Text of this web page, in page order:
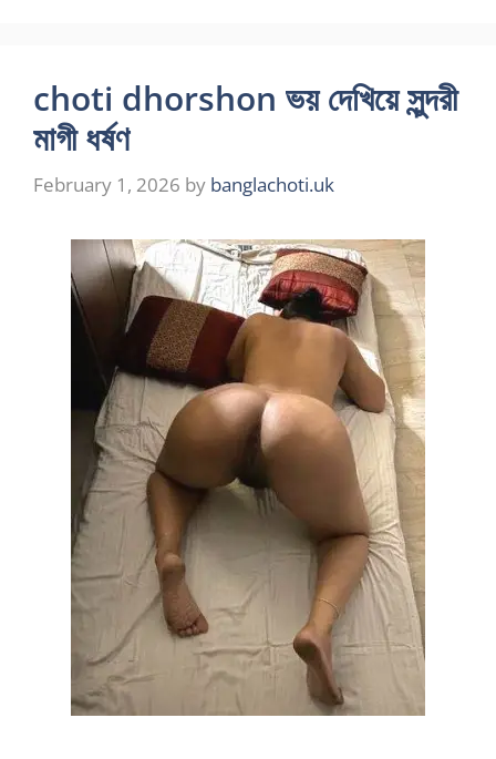
choti dhorshon ভয় দেখিয়ে সুন্দরী
মাগী ধর্ষণ
February 1, 2026 by banglachoti.uk